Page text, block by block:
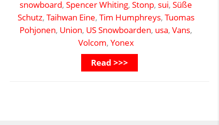
snowboard, Spencer Whiting, Stonp, sui, Süße
Schutz, Taihwan Eine, Tim Humphreys, Tuomas
Pohjonen, Union, US Snowboarden, usa, Vans,
Volcom, Yonex
Read >>>